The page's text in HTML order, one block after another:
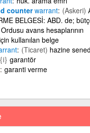
counterwarrant (Askeri)
BELGESİ: ABD. de;
avans hesaplarının
kullanılan belge
(Ticaret) hazine
{i} garantör
garanti verme